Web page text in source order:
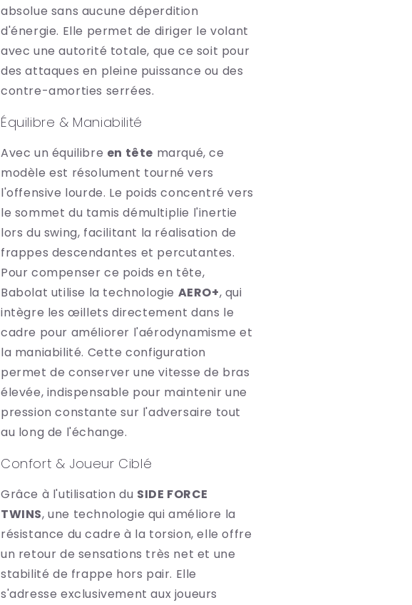
absolue sans aucune déperdition
d'énergie. Elle permet de diriger le volant
avec une autorité totale, que ce soit pour
des attaques en pleine puissance ou des
contre-amorties serrées.
Équilibre & Maniabilité
Avec un équilibre en tête marqué, ce
modèle est résolument tourné vers
l'offensive lourde. Le poids concentré vers
le sommet du tamis démultiplie l'inertie
lors du swing, facilitant la réalisation de
frappes descendantes et percutantes.
Pour compenser ce poids en tête,
Babolat utilise la technologie AERO+, qui
intègre les œillets directement dans le
cadre pour améliorer l'aérodynamisme et
la maniabilité. Cette configuration
permet de conserver une vitesse de bras
élevée, indispensable pour maintenir une
pression constante sur l'adversaire tout
au long de l'échange.
Confort & Joueur Ciblé
Grâce à l'utilisation du SIDE FORCE
TWINS, une technologie qui améliore la
résistance du cadre à la torsion, elle offre
un retour de sensations très net et une
stabilité de frappe hors pair. Elle
s'adresse exclusivement aux joueurs